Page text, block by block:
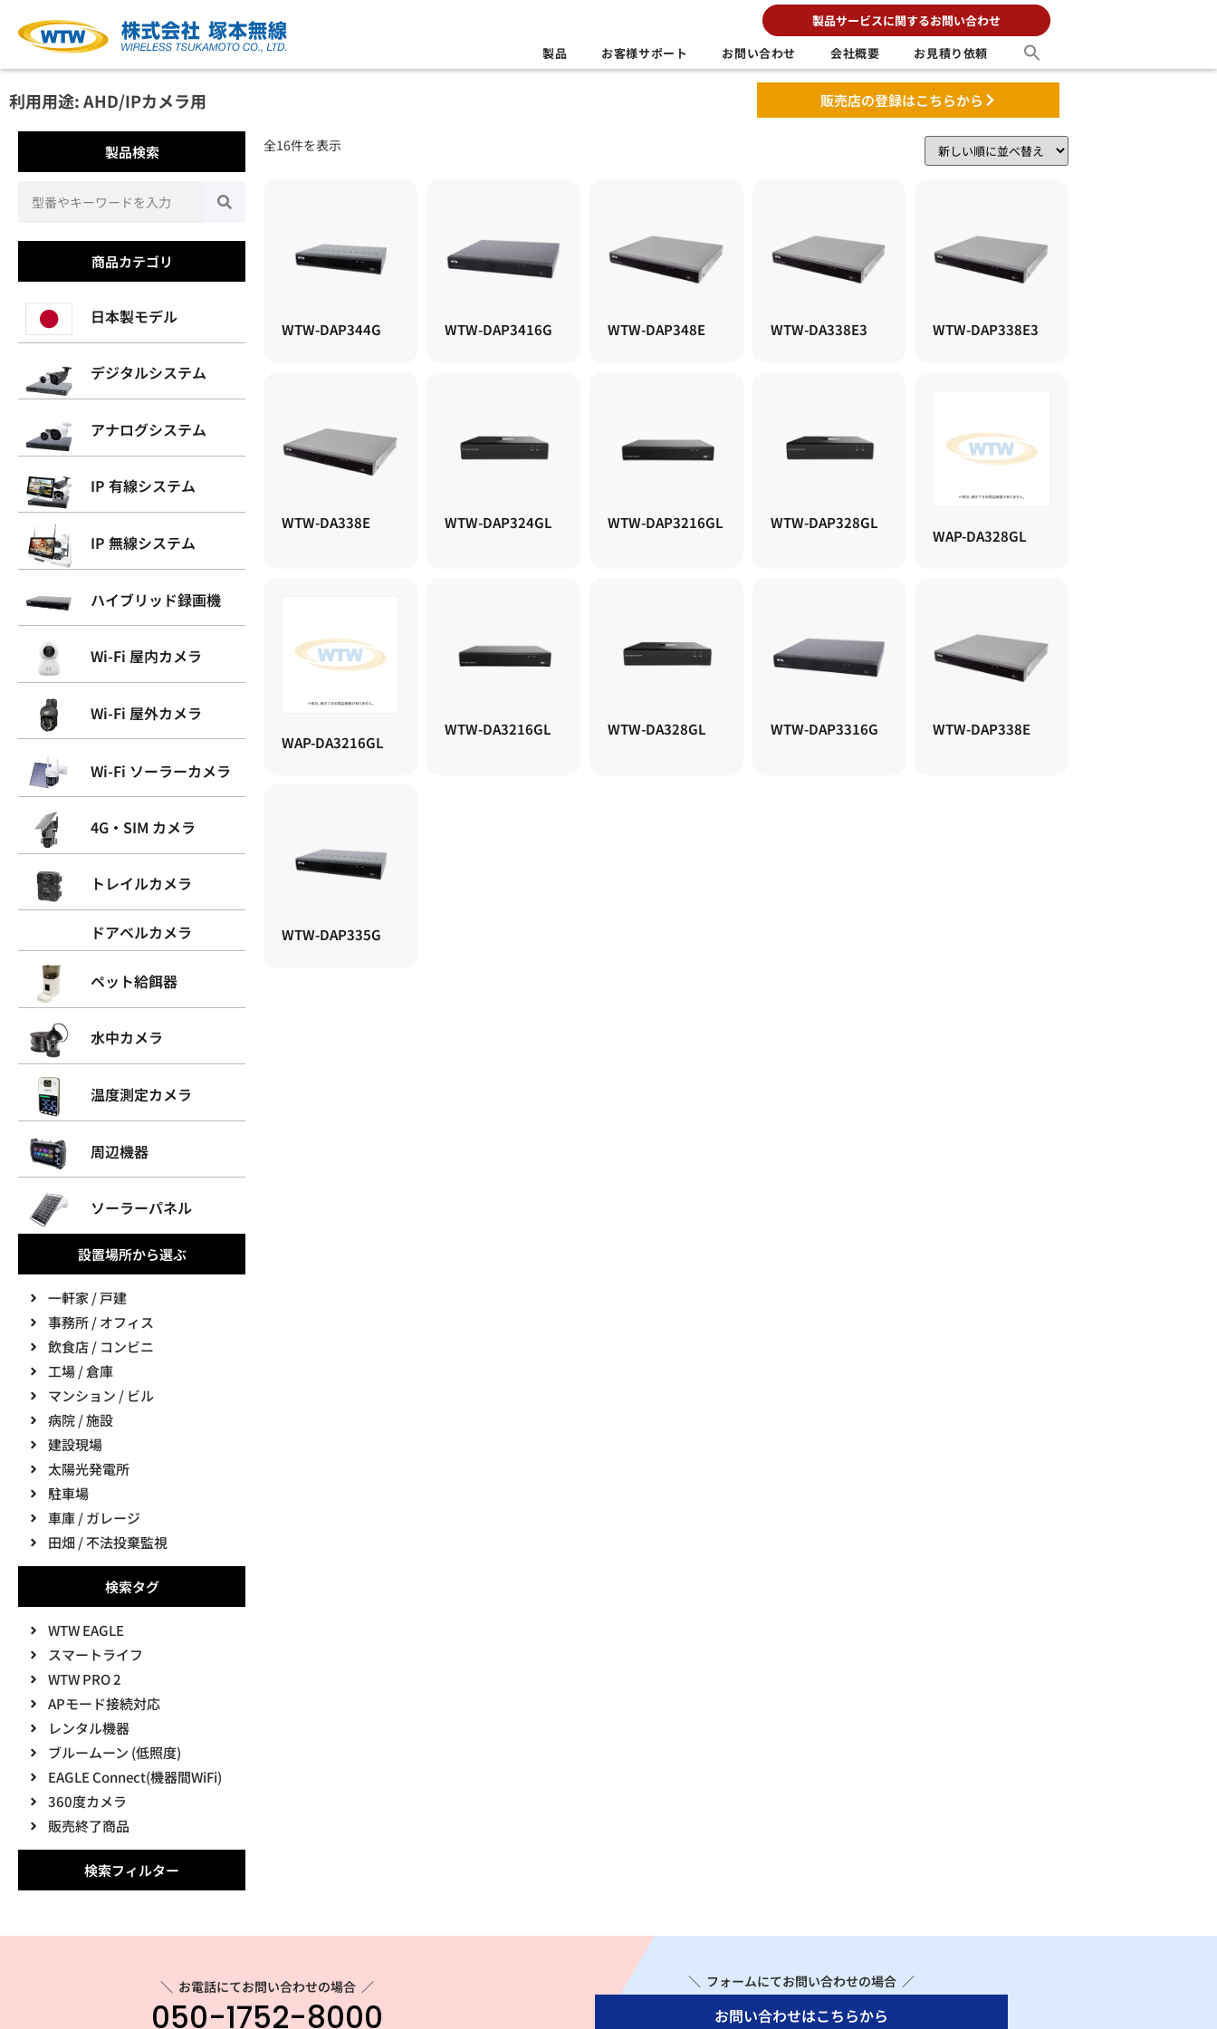
製品サービスに関するお問い合わせ
製品
お客様サポート お問い合わせ 会社概要 お見積り依頼
利用用途: AHD/IPカメラ用 販売店の登録はこちらから
製品検索
商品カテゴリ
日本製モデル
デジタルシステム
アナログシステム
IP 有線システム
IP 無線システム
ハイブリッド録画機
Wi-Fi 屋内カメラ
Wi-Fi 屋外カメラ
Wi-Fi ソーラーカメラ
4G・SIM カメラ
トレイルカメラ
ドアベルカメラ
ペット給餌器
水中カメラ
温度測定カメラ
周辺機器
ソーラーパネル
設置場所から選ぶ
一軒家 / 戸建
事務所 / オフィス
飲食店 / コンビニ
工場 / 倉庫
マンション / ビル
病院 / 施設
建設現場
太陽光発電所
駐車場
車庫 / ガレージ
田畑 / 不法投棄監視
検索タグ
WTW EAGLE
スマートライフ
WTW PRO 2
APモード接続対応
レンタル機器
ブルームーン (低照度)
EAGLE Connect(機器間WiFi)
360度カメラ
販売終了商品
検索フィルター
全16件を表示
WTW-DAP344G WTW-DAP3416G WTW-DAP348E WTW-DA338E3 WTW-DAP338E3
WTW-DA338E WTW-DAP324GL WTW-DAP3216GL WTW-DAP328GL
WAP-DA328GL
WAP-DA3216GL
WTW-DA3216GL WTW-DA328GL WTW-DAP3316G WTW-DAP338E
WTW-DAP335G
＼ お電話にてお問い合わせの場合 ／
050-1752-8000
＼ フォームにてお問い合わせの場合 ／
お問い合わせはこちらから